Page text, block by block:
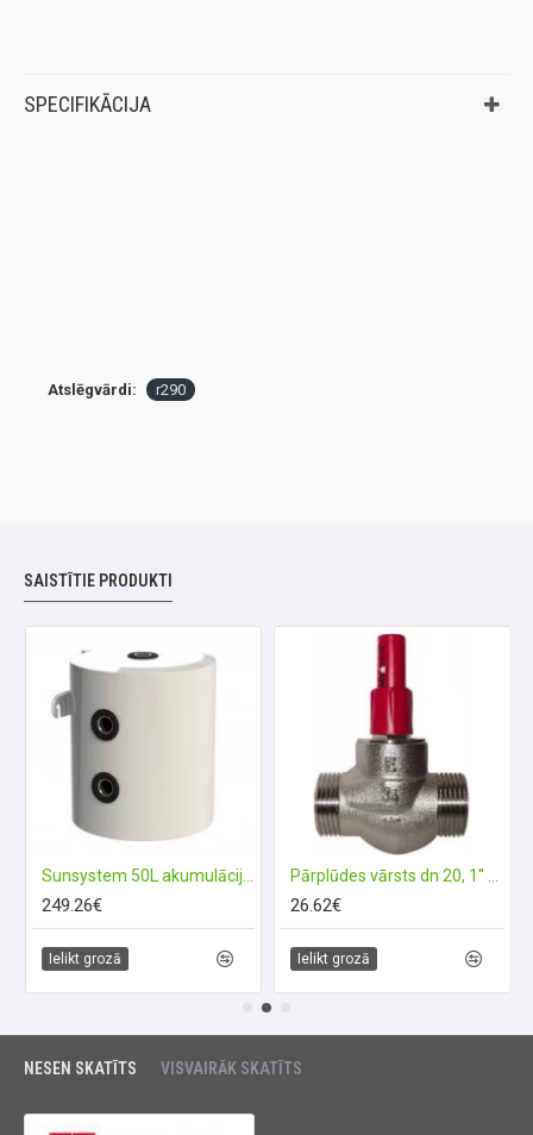
SPECIFIKĀCIJA
Atslēgvārdi: r290
SAISTĪTIE PRODUKTI
Sunsystem 50L akumulācijas tvertne PSM 50
249.26€
Ielikt grozā
26.62€
Ielikt grozā
NESEN SKATĪTS VISVAIRĀK SKATĪTS